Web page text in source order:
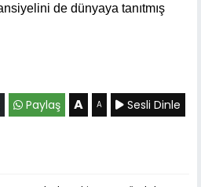
de dünyaya tanıtmış
Paylaş A A Sesli Dinle